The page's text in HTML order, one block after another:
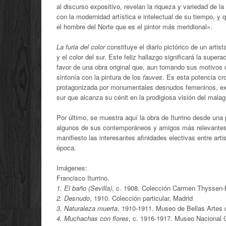
al discurso expositivo, revelan la riqueza y variedad de
con la modernidad artística e intelectual de su tiempo, y
el hombre del Norte que es el pintor más meridional».
La furia del colorconstituye el diario pictórico de un
y el color del sur. Este feliz hallazgo significará la
favor de una obra original que, aun tomando sus
sintonía con la pintura de los fauves. Es esta potencia
protagonizada por monumentales desnudos femeninos,
sur que alcanza su cénit en la prodigiosa visión del
Por último, se muestra aquí la obra de Iturrino desde
algunos de sus contemporáneos y amigos más
manifiesto las interesantes afinidades electivas entre
época.
Imágenes:
Francisco Iturrino.
1. El baño (Sevilla), c. 1908. Colección Carmen
2. Desnudo, 1910. Colección particular, Madrid
3. Naturaleza muerta, 1910-1911. Museo de Bellas
4. Muchachas con flores, c. 1916-1917. Museo Nacional